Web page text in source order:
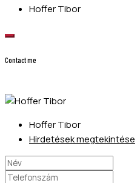
Hoffer Tibor
Contact me
Hoffer Tibor
Hirdetések megtekintése